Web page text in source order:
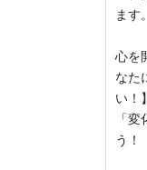
ます。
心を
なた
い！
「
う！